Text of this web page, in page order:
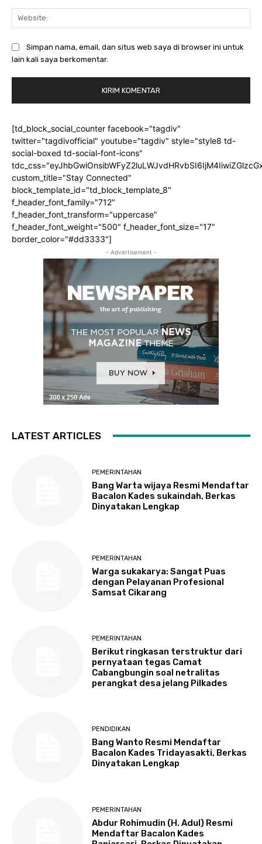
Simpan nama, email, dan situs web saya di browser ini untuk
lain kali saya berkomentar.
[td_block_social_counter facebook="tagdiv"
twitter="tagdivofficial" youtube="tagdiv" style="style8 td-
social-boxed td-social-font-icons"
custom_title="Stay Connected"
block_template_id="td_block_template_8"
f_header_font_family="712"
f_header_font_transform="uppercase"
f_header_font_weight="500" f_header_font_size="17"
border_color="#dd3333"]
- Advertisement -
LATEST ARTICLES
PEMERINTAHAN
Bang Warta wijaya Resmi Mendaftar
Bacalon Kades sukaindah, Berkas
Dinyatakan Lengkap
PEMERINTAHAN
Warga sukakarya: Sangat Puas
dengan Pelayanan Profesional
Samsat Cikarang
PEMERINTAHAN
Berikut ringkasan terstruktur dari
pernyataan tegas Camat
Cabangbungin soal netralitas
perangkat desa jelang Pilkades
PENDIDIKAN
Bang Wanto Resmi Mendaftar
Bacalon Kades Tridayasakti, Berkas
Dinyatakan Lengkap
PEMERINTAHAN
Abdur Rohimudin (H. Adul) Resmi
Mendaftar Bacalon Kades